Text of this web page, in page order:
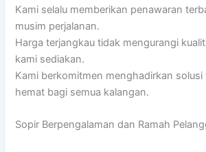
Kami selalu memberikan penawaran
musim perjalanan.
Harga terjangkau tidak mengurangi
kami sediakan.
Kami berkomitmen menghadirkan
hemat bagi semua kalangan.
Sopir Berpengalaman dan Ramah